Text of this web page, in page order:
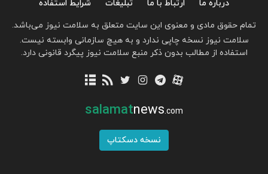
درباره ما ارتباط با ما تبلیغات
شرایط استفاده
تمام حقوق مادی و معنوی این سایت متعلق به سلامت نیوز می‌باشد.
سلامت نیوز نسخه چاپی ندارد و به هیچ سازمانی وابسته نیست.
استفاده از مطالب بدون ذکر منبع سلامت نیوز پیگرد قانونی دارد.
salamatnews.com
نسخه دسکتاپ